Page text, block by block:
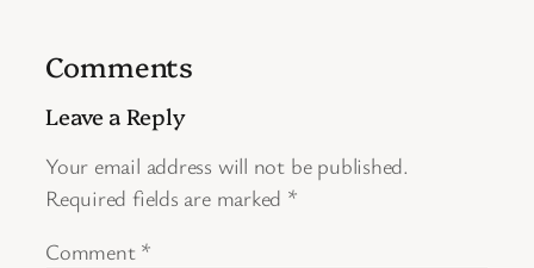
Comments
Leave a Reply
Your email address will not be published.
Required fields are marked *
Comment *